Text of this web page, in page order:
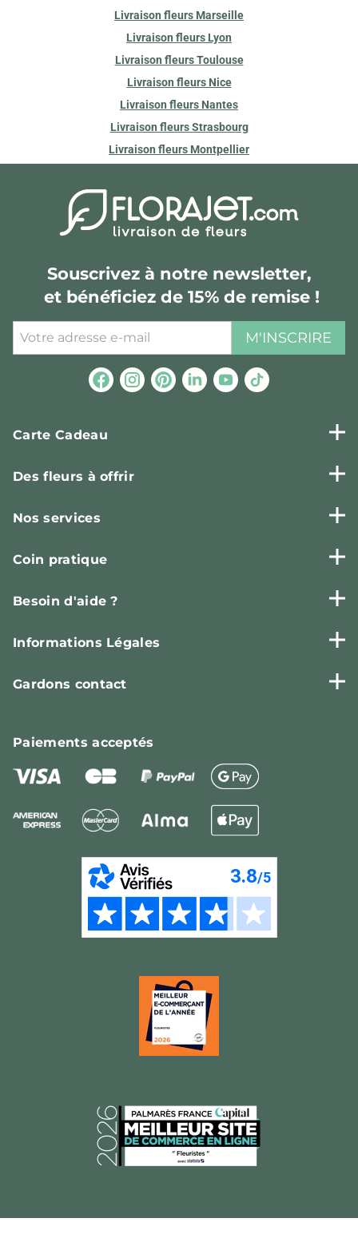
Livraison fleurs Marseille
Livraison fleurs Lyon
Livraison fleurs Toulouse
Livraison fleurs Nice
Livraison fleurs Nantes
Livraison fleurs Strasbourg
Livraison fleurs Montpellier
Souscrivez à notre newsletter,
et bénéficiez de 15% de remise !
M'INSCRIRE
Carte Cadeau
Des fleurs à offrir
Nos services
Coin pratique
Besoin d'aide ?
Informations Légales
Gardons contact
Paiementsacceptés